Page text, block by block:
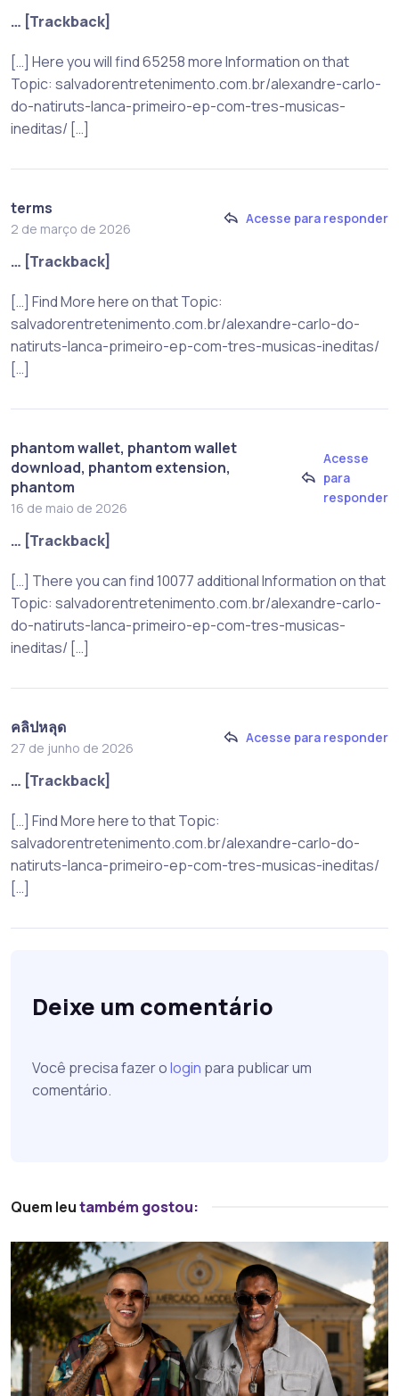
… [Trackback]
[…] Here you will find 65258 more Information on that
Topic: salvadorentretenimento.com.br/alexandre-carlo-
do-natiruts-lanca-primeiro-ep-com-tres-musicas-
ineditas/ […]
terms
2 de março de 2026
Acesse para responder
… [Trackback]
[…] Find More here on that Topic:
salvadorentretenimento.com.br/alexandre-carlo-do-
natiruts-lanca-primeiro-ep-com-tres-musicas-ineditas/
[…]
phantom wallet, phantom wallet
download, phantom extension,
phantom
16 de maio de 2026
Acesse
para
responder
… [Trackback]
[…] There you can find 10077 additional Information on that
Topic: salvadorentretenimento.com.br/alexandre-carlo-
do-natiruts-lanca-primeiro-ep-com-tres-musicas-
ineditas/ […]
คลิปหลุด
27 de junho de 2026
Acesse para responder
… [Trackback]
[…] Find More here to that Topic:
salvadorentretenimento.com.br/alexandre-carlo-do-
natiruts-lanca-primeiro-ep-com-tres-musicas-ineditas/
[…]
Deixe um comentário
Você precisa fazer ologin para publicar um
comentário.
Quem leutambém gostou: